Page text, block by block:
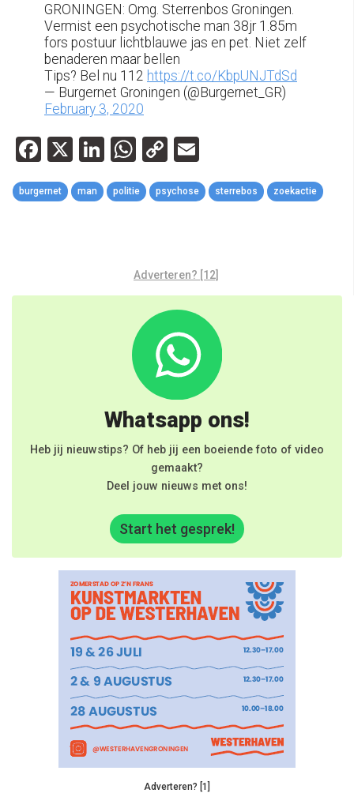
GRONINGEN: Omg. Sterrenbos Groningen.
Vermist een psychotische man 38jr 1.85m
fors postuur lichtblauwe jas en pet. Niet zelf
benaderen maar bellen
Tips? Bel nu 112 https://t.co/KbpUNJTdSd
— Burgernet Groningen (@Burgernet_GR)
February 3, 2020
Facebook
X LinkedIn
WhatsApp
Copy
Link
burgernet man politie psychose sterrebos zoekactie
Adverteren? [12]
Whatsapp ons!
Heb jij nieuwstips? Of heb jij een boeiende foto of video
gemaakt?
Deel jouw nieuws met ons!
Start het gesprek!
Adverteren? [1]